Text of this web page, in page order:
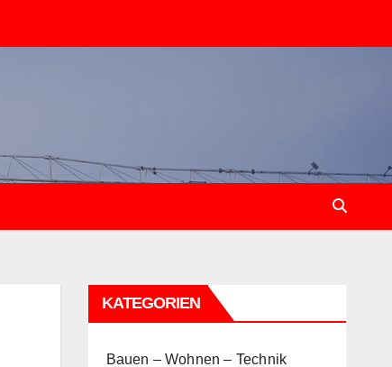
KATEGORIEN
Bauen – Wohnen – Technik